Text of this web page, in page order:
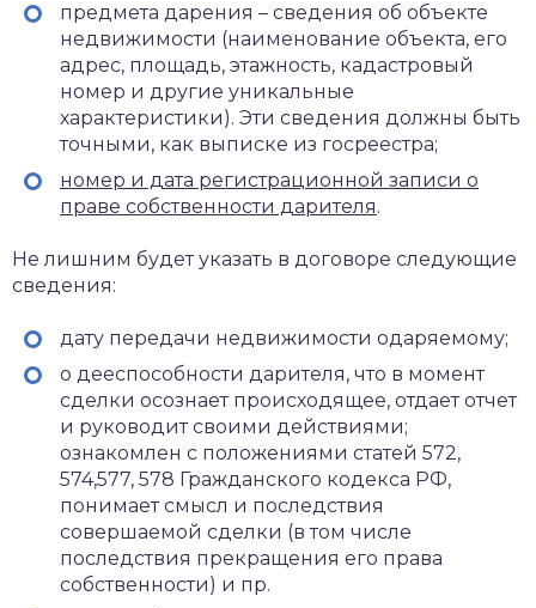
предмета дарения – сведения об объекте
недвижимости (наименование объекта, его
адрес, площадь, этажность, кадастровый
номер и другие уникальные
характеристики). Эти сведения должны быть
точными, как выписке из госреестра;
номер и дата регистрационной записи о
праве собственности дарителя.
Не лишним будет указать в договоре следующие
сведения:
дату передачи недвижимости одаряемому;
о дееспособности дарителя, что в момент
сделки осознает происходящее, отдает отчет
и руководит своими действиями;
ознакомлен с положениями статей 572,
574,577, 578 Гражданского кодекса РФ,
понимает смысл и последствия
совершаемой сделки (в том числе
последствия прекращения его права
собственности) и пр.